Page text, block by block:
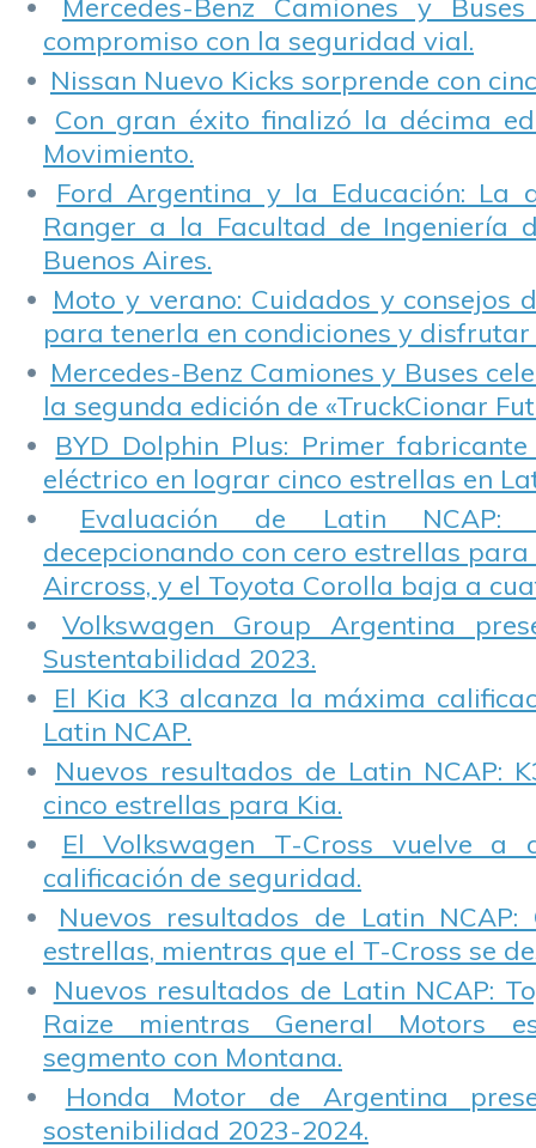
Mercedes-Benz Camiones y
compromiso con la seguridad vial.
Nissan Nuevo Kicks sorprende con
Con gran éxito finalizó la décima
Movimiento.
Ford Argentina y la Educación: La
Ranger a la Facultad de Ingeniería
Buenos Aires.
Moto y verano: Cuidados y consejos
para tenerla en condiciones y disfrutar
Mercedes-Benz Camiones y Buses
la segunda edición de «TruckCionar
BYD Dolphin Plus: Primer
eléctrico en lograr cinco estrellas en
Evaluación de Latin NCAP:
decepcionando con cero estrellas para
Aircross, y el Toyota Corolla baja a
Volkswagen Group Argentina
Sustentabilidad 2023.
El Kia K3 alcanza la máxima
Latin NCAP.
Nuevos resultados de Latin NCAP:
cinco estrellas para Kia.
El Volkswagen T-Cross vuelve a
calificación de seguridad.
Nuevos resultados de Latin NCAP:
estrellas, mientras que el T-Cross se
Nuevos resultados de Latin NCAP:
Raize mientras General Motors
segmento con Montana.
Honda Motor de Argentina
sostenibilidad 2023-2024.